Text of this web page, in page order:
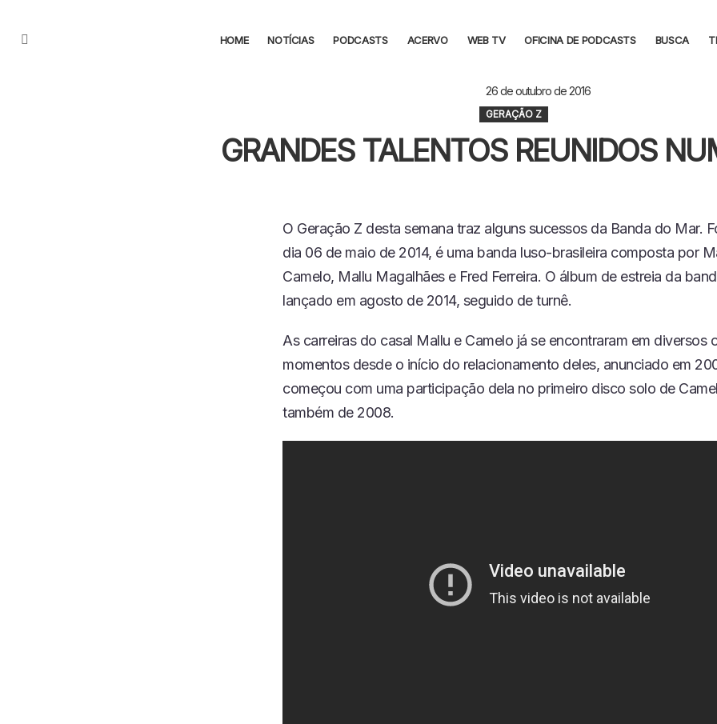
HOME NOTÍCIAS PODCASTS ACERVO WEB TV OFICINA DE PODCASTS BUSCA
26 de outubro de 2016
GERAÇÃO Z
GRANDES TALENTOS REUNIDOS
O Geração Z desta semana traz alguns sucessos da Banda do Mar.
dia 06 de maio de 2014, é uma banda luso-brasileira composta por
Camelo, Mallu Magalhães e Fred Ferreira. O álbum de estreia da
lançado em agosto de 2014, seguido de turnê.
As carreiras do casal Mallu e Camelo já se encontraram em diversos
momentos desde o início do relacionamento deles, anunciado em
começou com uma participação dela no primeiro disco solo de
também de 2008.